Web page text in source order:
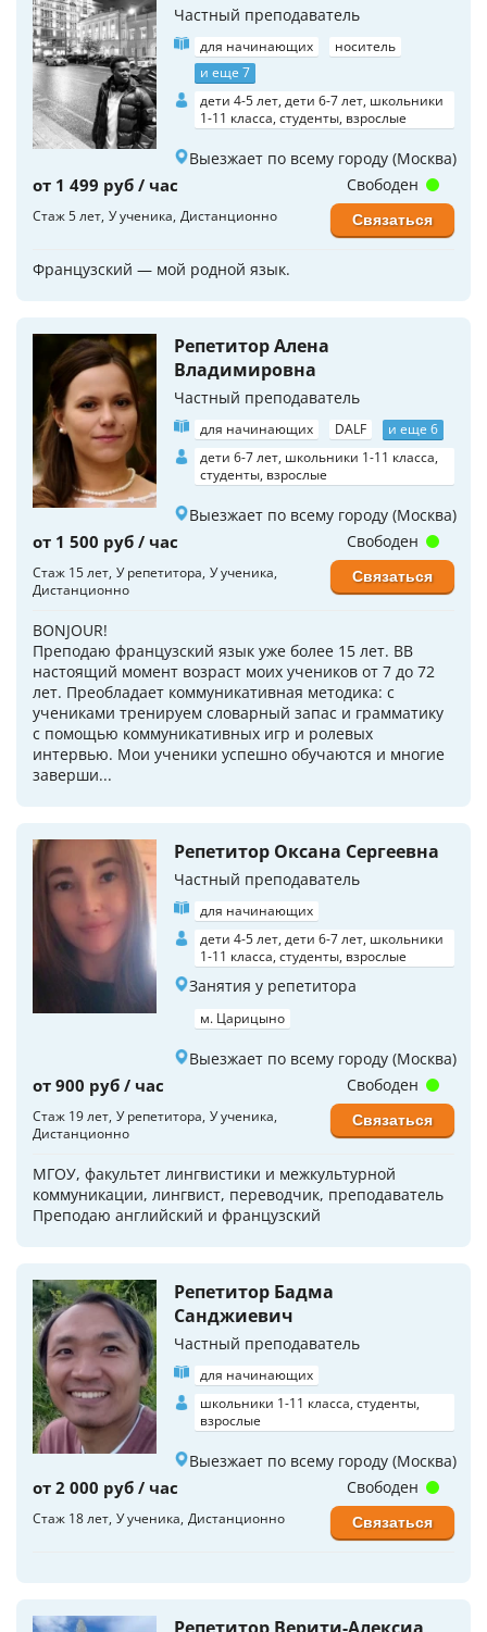
Частный преподаватель
для начинающих
носитель
и еще 7
дети 4-5 лет, дети 6-7 лет, школьники
1-11 класса, студенты, взрослые
Выезжает по всему городу (Москва)
от 1 499 руб / час
Стаж 5 лет У ученика Дистанционно
Французский — мой родной язык.
Свободен
Связаться
Репетитор Алена
Владимировна
Частный преподаватель
для начинающих DALF
и еще 6
дети 6-7 лет, школьники 1-11 класса,
студенты, взрослые
Выезжает по всему городу (Москва)
от 1 500 руб / час
Стаж 15 лет У репетитора У ученика
Дистанционно
BONJOUR!
Преподаю французский язык уже более 15 лет. ВВ
настоящий момент возраст моих учеников от 7 до 72
лет. Преобладает коммуникативная методика: с
учениками тренируем словарный запас и грамматику
с помощью коммуникативных игр и ролевых
интервью. Мои ученики успешно обучаются и многие
заверши...
Свободен
Связаться
Репетитор Оксана Сергеевна
Частный преподаватель
для начинающих
дети 4-5 лет, дети 6-7 лет, школьники
1-11 класса, студенты, взрослые
Занятия у репетитора
м. Царицыно
Выезжает по всему городу (Москва)
от 900 руб / час
Стаж 19 лет У репетитора У ученика
Дистанционно
МГОУ, факультет лингвистики и межкультурной
коммуникации, лингвист, переводчик, преподаватель
Преподаю английский и французский
Свободен
Связаться
Репетитор Бадма
Санджиевич
Частный преподаватель
для начинающих
школьники 1-11 класса, студенты,
взрослые
Выезжает по всему городу (Москва)
от 2 000 руб / час
Стаж 18 лет У ученика Дистанционно
Свободен
Связаться